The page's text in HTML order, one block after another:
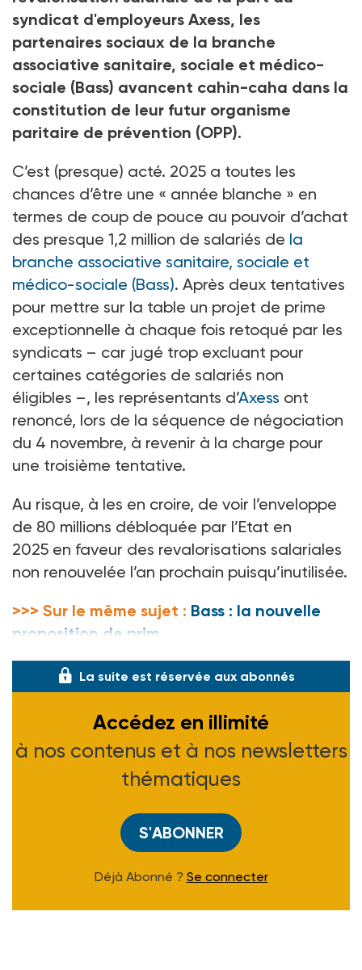
syndicat d'employeurs Axess, les
partenaires sociaux de la branche
associative sanitaire, sociale et médico-
sociale (Bass) avancent cahin-caha dans la
constitution de leur futur organisme
paritaire de prévention (OPP).
C’est (presque) acté. 2025 a toutes les
chances d’être une « année blanche » en
termes de coup de pouce au pouvoir d’achat
des presque 1,2 million de salariés de la
branche associative sanitaire, sociale et
médico-sociale (Bass). Après deux tentatives
pour mettre sur la table un projet de prime
exceptionnelle à chaque fois retoqué par les
syndicats – car jugé trop excluant pour
certaines catégories de salariés non
éligibles –, les représentants d’Axess ont
renoncé, lors de la séquence de négociation
du 4 novembre, à revenir à la charge pour
une troisième tentative.
Au risque, à les en croire, de voir l’enveloppe
de 80 millions débloquée par l’Etat en
2025 en faveur des revalorisations salariales
non renouvelée l’an prochain puisqu’inutilisée.
>>> Sur le même sujet : Bass : la nouvelle
proposition de prim
La suite est réservée aux abonnés
Accédez en illimité
à nos contenus et à nos newsletters
thématiques
S'ABONNER
Déjà Abonné ? Se connecter